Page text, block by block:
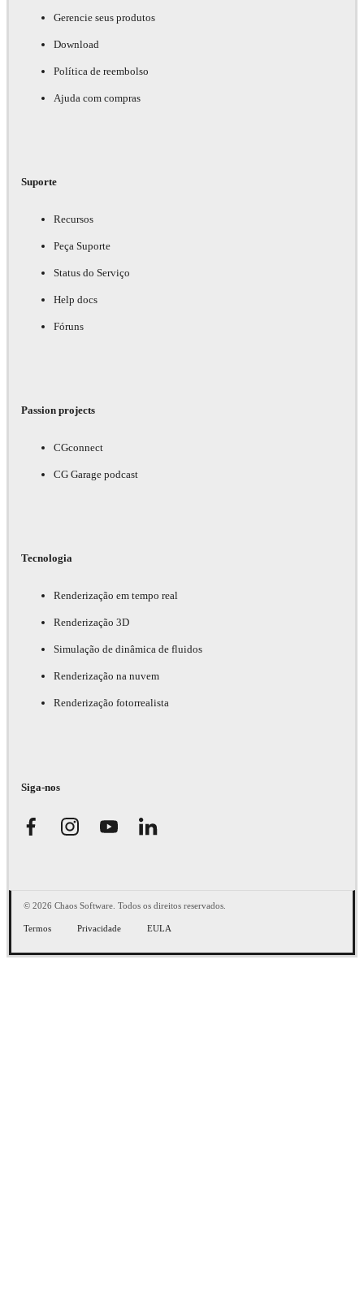
Gerencie seus produtos
Download
Política de reembolso
Ajuda com compras
Suporte
Recursos
Peça Suporte
Status do Serviço
Help docs
Fóruns
Passion projects
CGconnect
CG Garage podcast
Tecnologia
Renderização em tempo real
Renderização 3D
Simulação de dinâmica de fluidos
Renderização na nuvem
Renderização fotorrealista
Siga-nos
© 2026 Chaos Software. Todos os direitos reservados.
Termos Privacidade EULA